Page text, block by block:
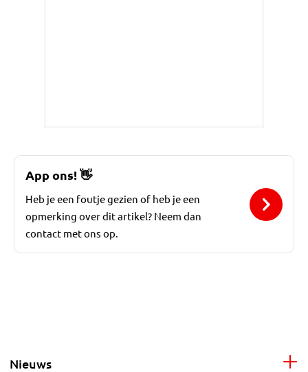
App ons!👋
Heb je een foutje gezien of heb je een
opmerking over dit artikel? Neem dan
contact met ons op.
Nieuws